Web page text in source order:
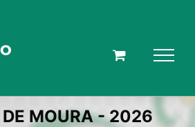
MOURA - 2026